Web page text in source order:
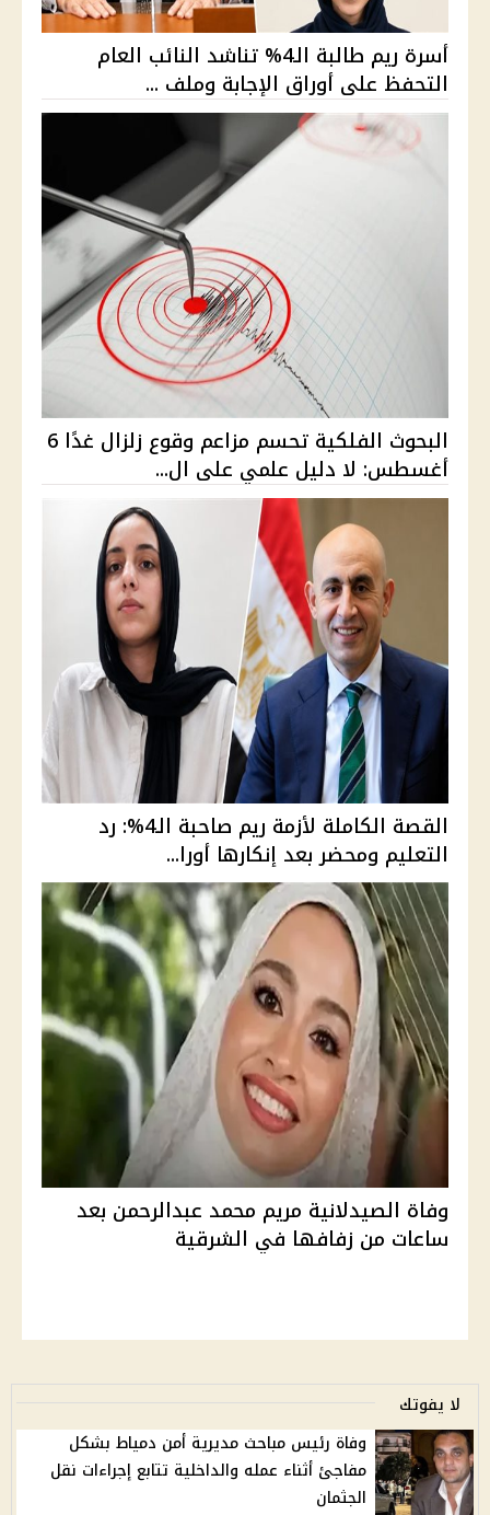
أسرة ريم طالبة الـ4% تناشد النائب العام
التحفظ على أوراق الإجابة وملف ...
البحوث الفلكية تحسم مزاعم وقوع زلزال غدًا 6
أغسطس: لا دليل علمي على ال...
القصة الكاملة لأزمة ريم صاحبة الـ4%: رد
التعليم ومحضر بعد إنكارها أورا...
وفاة الصيدلانية مريم محمد عبدالرحمن بعد
ساعات من زفافها في الشرقية
لا يفوتك
وفاة رئيس مباحث مديرية أمن دمياط بشكل
مفاجئ أثناء عمله والداخلية تتابع إجراءات نقل
الجثمان